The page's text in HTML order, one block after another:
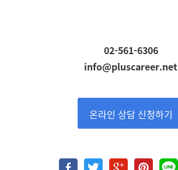
02-561-6306
info@pluscareer.net
온라인 상담 신청하기